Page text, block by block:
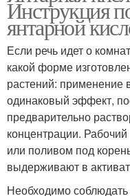
Инструкция
янтарной
Если речь идет о
какой форме
растений: применение
одинаковый эффект,
предварительно
концентрации.
или поливом под
выдерживают в
Необходимо